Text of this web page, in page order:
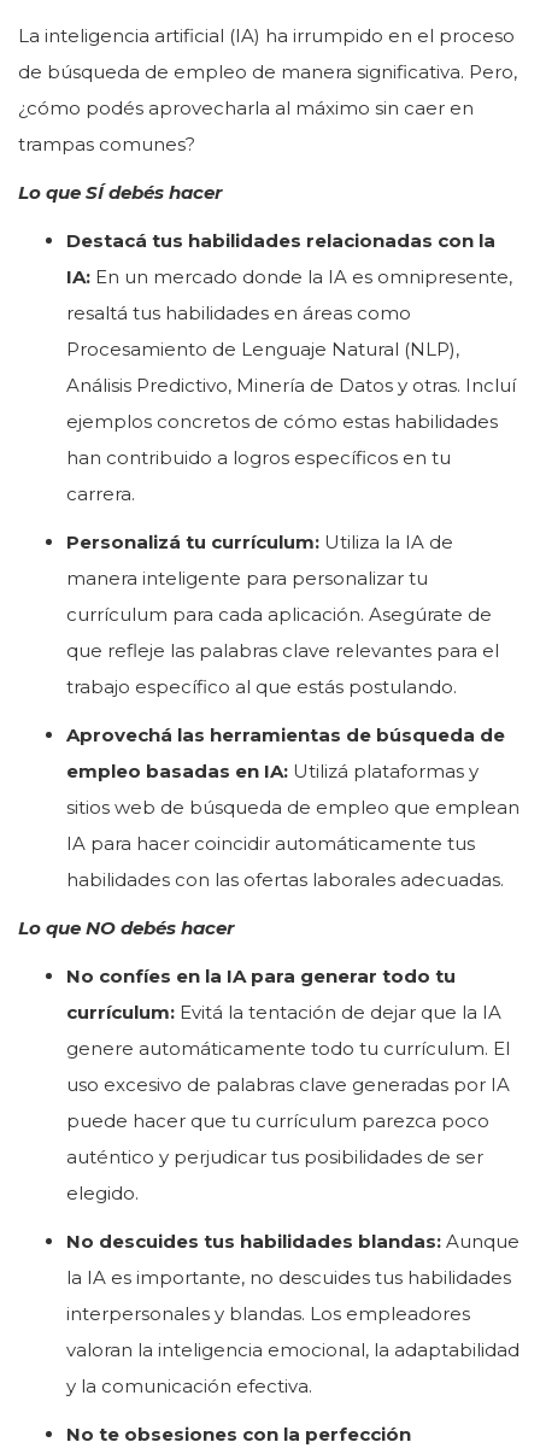
La inteligencia artificial (IA) ha irrumpido en el proceso
de búsqueda de empleo de manera significativa. Pero,
¿cómo podés aprovecharla al máximo sin caer en
trampas comunes?
Lo que SÍ debés hacer
Destacá tus habilidades relacionadas con la
IA: En un mercado donde la IA es omnipresente,
resaltá tus habilidades en áreas como
Procesamiento de Lenguaje Natural (NLP),
Análisis Predictivo, Minería de Datos y otras. Incluí
ejemplos concretos de cómo estas habilidades
han contribuido a logros específicos en tu
carrera.
Personalizá tu currículum: Utiliza la IA de
manera inteligente para personalizar tu
currículum para cada aplicación. Asegúrate de
que refleje las palabras clave relevantes para el
trabajo específico al que estás postulando.
Aprovechá las herramientas de búsqueda de
empleo basadas en IA: Utilizá plataformas y
sitios web de búsqueda de empleo que emplean
IA para hacer coincidir automáticamente tus
habilidades con las ofertas laborales adecuadas.
Lo que NO debés hacer
No confíes en la IA para generar todo tu
currículum: Evitá la tentación de dejar que la IA
genere automáticamente todo tu currículum. El
uso excesivo de palabras clave generadas por IA
puede hacer que tu currículum parezca poco
auténtico y perjudicar tus posibilidades de ser
elegido.
No descuides tus habilidades blandas: Aunque
la IA es importante, no descuides tus habilidades
interpersonales y blandas. Los empleadores
valoran la inteligencia emocional, la adaptabilidad
y la comunicación efectiva.
No te obsesiones con la perfección